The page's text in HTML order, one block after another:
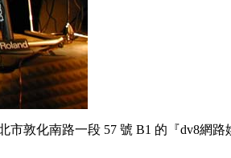
市敦化南路一段 57 號 B1 的『dv8